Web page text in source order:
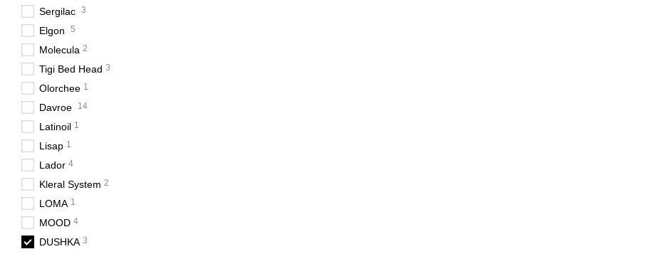
Sergilac 3
Elgon 5
Molecula 2
Tigi Bed Head 3
Olorchee 1
Davroe 14
Latinoil 1
Lisap 1
Lador 4
Kleral System 2
LOMA 1
MOOD 4
DUSHKA 3